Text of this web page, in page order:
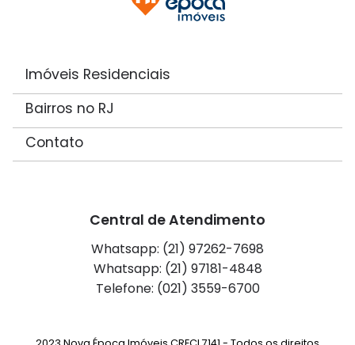
Imóveis Residenciais
Bairros no RJ
Contato
Central de Atendimento
Whatsapp: (21) 97262-7698
Whatsapp: (21) 97181-4848
Telefone: (021) 3559-6700